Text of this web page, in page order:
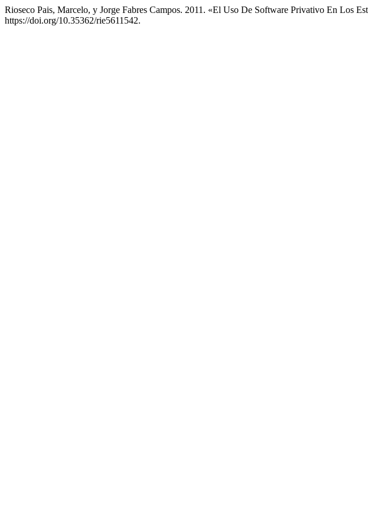
Rioseco Pais, Marcelo, y Jorge Fabres Campos. 2011. «El Uso De Software Privativo En Los
https://doi.org/10.35362/rie5611542.